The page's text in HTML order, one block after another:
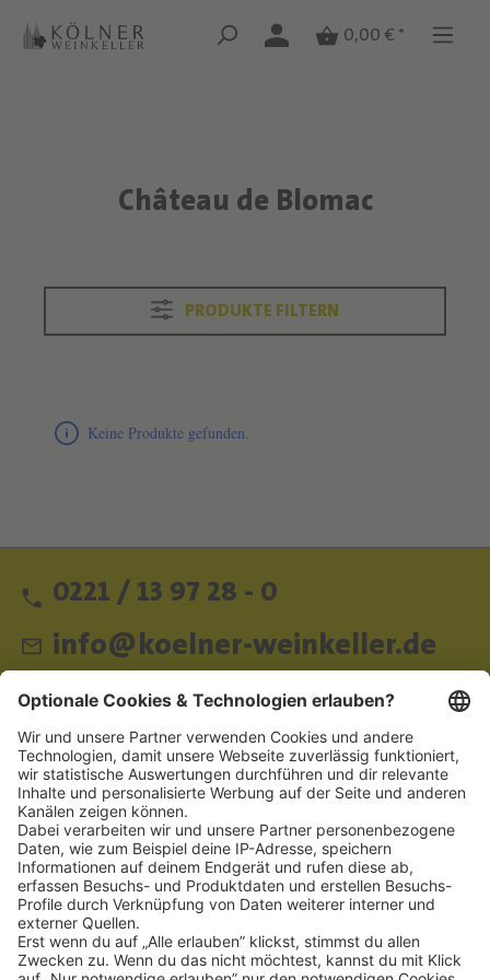
Zum Hauptinhalt springen
Zum Hauptinhalt springen
0,00 € *
Text überspringenChâteau de Blomac
PRODUKTE FILTERN
Keine Produkte gefunden.
0221 / 13 97 28 - 0
info@koelner-weinkeller.de
Schnellzugriff
ZAHLUNGSMETHODEN
SOCIAL
NEWSLETTER